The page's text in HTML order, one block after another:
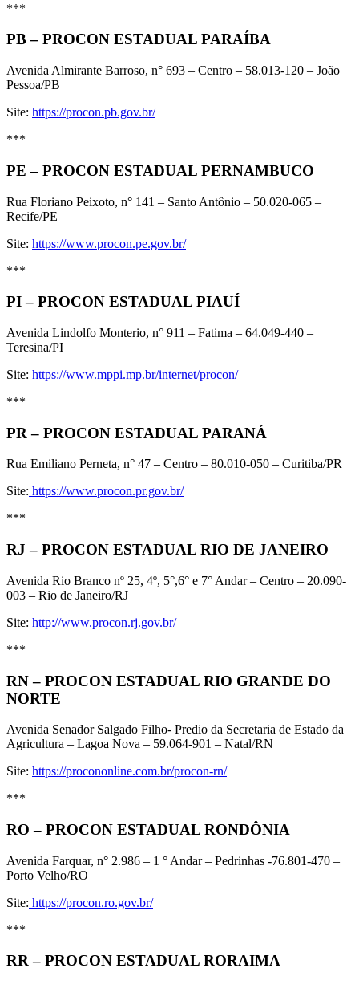
***
PB – PROCON ESTADUAL PARAÍBA
Avenida Almirante Barroso, n° 693 – Centro – 58.013-120 – João
Pessoa/PB
Site: https://procon.pb.gov.br/
***
PE – PROCON ESTADUAL PERNAMBUCO
Rua Floriano Peixoto, n° 141 – Santo Antônio – 50.020-065 –
Recife/PE
Site: https://www.procon.pe.gov.br/
***
PI – PROCON ESTADUAL PIAUÍ
Avenida Lindolfo Monterio, n° 911 – Fatima – 64.049-440 –
Teresina/PI
Site: https://www.mppi.mp.br/internet/procon/
***
PR – PROCON ESTADUAL PARANÁ
Rua Emiliano Perneta, n° 47 – Centro – 80.010-050 – Curitiba/PR
Site: https://www.procon.pr.gov.br/
***
RJ – PROCON ESTADUAL RIO DE JANEIRO
Avenida Rio Branco nº 25, 4º, 5°,6° e 7° Andar – Centro – 20.090-
003 – Rio de Janeiro/RJ
Site: http://www.procon.rj.gov.br/
***
RN – PROCON ESTADUAL RIO GRANDE DO
NORTE
Avenida Senador Salgado Filho- Predio da Secretaria de Estado da
Agricultura – Lagoa Nova – 59.064-901 – Natal/RN
Site: https://procononline.com.br/procon-rn/
***
RO – PROCON ESTADUAL RONDÔNIA
Avenida Farquar, n° 2.986 – 1 ° Andar – Pedrinhas -76.801-470 –
Porto Velho/RO
Site: https://procon.ro.gov.br/
***
RR – PROCON ESTADUAL RORAIMA